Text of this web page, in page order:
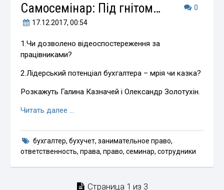
0
Самосемінар: Під гнітом…
17.12.2017, 00:54
1.Чи дозволено відеоспостереження за
працівниками?
2.Лідерський потенціал бухгалтера – мрія чи казка?
Розкажуть Галина Казначей і Олександр Золотухін.
Читать далее …
бухгалтер, бухучет, занимательное право,
ответственность,права,право,семинар,сотрудники
Страница 1 из 3